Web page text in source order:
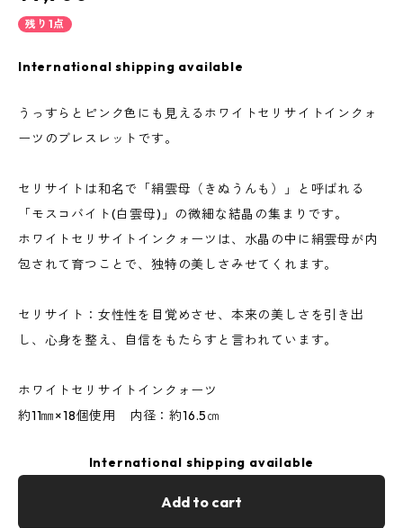
残り1点
International shipping available
うっすらとピンク色にも見えるホワイトセリサイトインクォ
ーツのブレスレットです。
セリサイトは和名で「絹雲母（きぬうんも）」と呼ばれる
「モスコバイト(白雲母)」の微細な結晶の集まりです。
ホワイトセリサイトインクォーツは、水晶の中に絹雲母が内
包されて育つことで、独特の美しさみせてくれます。
セリサイト：女性性を目覚めさせ、本来の美しさを引き出
し、心身を整え、自信をもたらすと言われています。
ホワイトセリサイトインクォーツ
約11㎜×18個使用 内径：約16.5㎝
International shipping available
Add to cart